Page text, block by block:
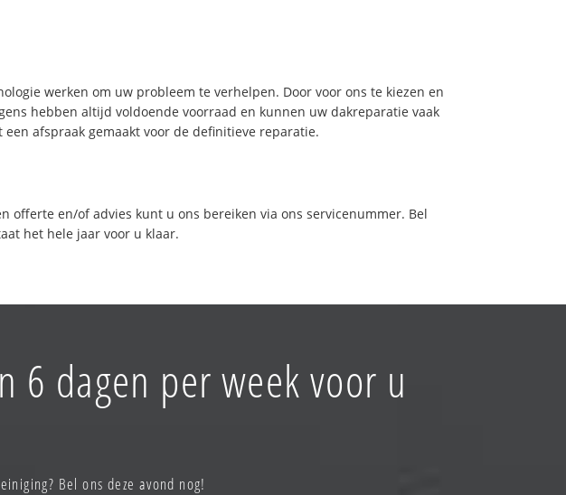
werken om uw probleem te verhelpen. Door voor ons te kiezen en
hebben altijd voldoende voorraad en kunnen uw dakreparatie vaak
afspraak gemaakt voor de definitieve reparatie.
offerte en/of advies kunt u ons bereiken via ons servicenummer. Bel
het hele jaar voor u klaar.
6 dagen per week voor u
Bel ons deze avond nog!